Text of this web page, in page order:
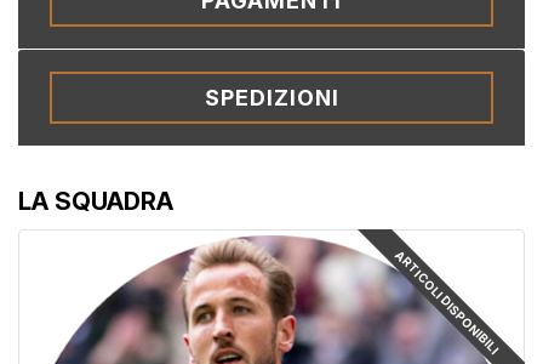
LA SQUADRA
ARTICOLI DISPONIBILI
SPEDIZIONI